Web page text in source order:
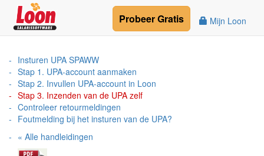
Mijn Loon
ProbeerGratis
Insturen UPA SPAWW
Stap 1. UPA-account aanmaken
Stap 2. Invullen UPA-account in Loon
Stap 3. Inzenden van de UPA zelf
Controleer retourmeldingen
Foutmelding bij het insturen van de UPA?
« Alle handleidingen